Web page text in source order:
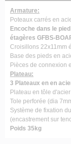
Armature:
Poteaux carrés en
Encoche dans le
étagères GFBS-
Croisillons 22x11mm
Base des pieds en
Pièces de connexion
Plateau:
3 Plateaux en en
Plateau en tôle
Tole perforée (dia
Système de fixation
(encastrement sur
Poids 35kg